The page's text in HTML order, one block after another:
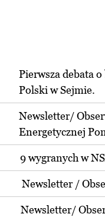
Pierwsza debata
Polski w Sejmie.
Newsletter/
Energetycznej
9 wygranych w
Newsletter /
Newsletter/